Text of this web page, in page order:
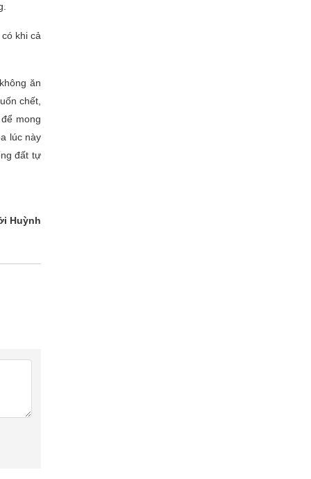
khi cả
ăn
chết,
mong
lúc này
đất tự
Huỳnh